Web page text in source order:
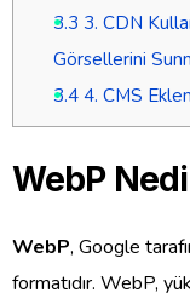
3.3 3. CDN
Görsellerini
3.44. CMS
WebP
WebP, Google
formatıdır. WebP,